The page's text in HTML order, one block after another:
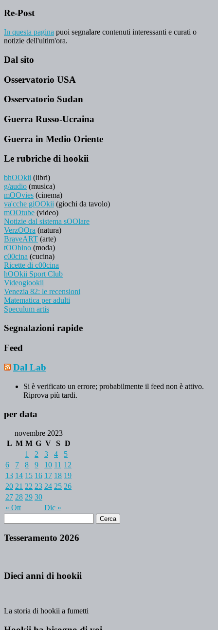
Re-Post
In questa pagina puoi segnalare contenuti interessanti e curati o
notizie dell'ultim'ora.
Dal sito
Osservatorio USA
Osservatorio Sudan
Guerra Russo-Ucraina
Guerra in Medio Oriente
Le rubriche di hookii
bhOOkii (libri)
g/audio (musica)
mOOvies (cinema)
va'cche giOOkii (giochi da tavolo)
mOOtube (video)
Notizie dal sistema sOOlare
VerzOOra (natura)
BraveART (arte)
tOObino (moda)
c00cina (cucina)
Ricette di c00cina
hOOkii Sport Club
Videogiookii
Venezia 82: le recensioni
Matematica per adulti
Speculum artis
Segnalazioni rapide
Feed
Dal Lab
Si è verificato un errore; probabilmente il feed non è attivo.
Riprova più tardi.
per data
novembre 2023
L M M G V S D
« Ott Dic »
1 2 3 4
5
6
7 8 9 10 11 12
13 14 15 16 17 18 19
20 21 22 23 24 25 26
27 28 29 30
Tesseramento 2026
Dieci anni di hookii
La storia di hookii a fumetti